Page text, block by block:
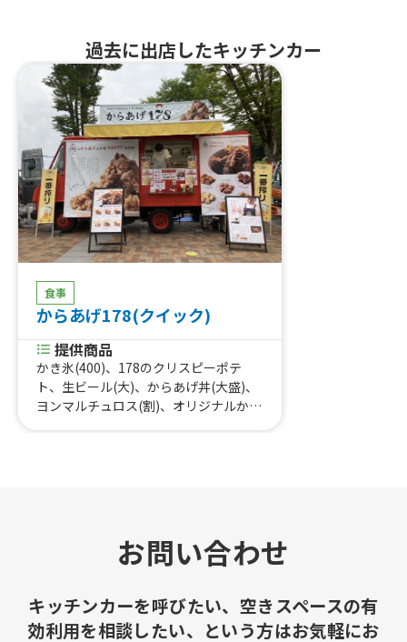
過去に出店したキッチンカー
食事
からあげ178(クイック)
提供商品
かき氷(400)、178のクリスピーポテ
ト、生ビール(大)、からあげ丼(大盛)、
ヨンマルチュロス(割)、オリジナルから
お問い合わせ
キッチンカーを呼びたい、空きスペースの有
効利用を相談したい、という方はお気軽にお